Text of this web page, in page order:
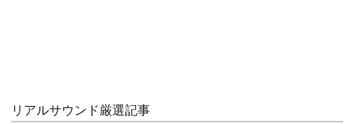
リアルサウンド厳選記事